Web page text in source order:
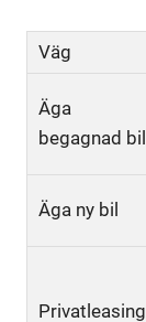
Väg
Äga
begagnad bil
Äga ny bil
Privatleasing